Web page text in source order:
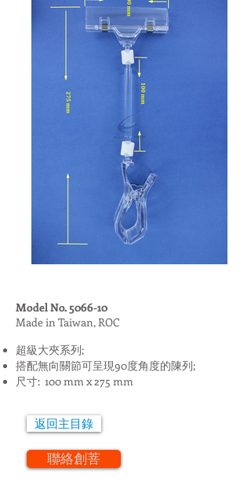
Model No. 5066-10
Made in Taiwan, ROC
超級大夾系列;
搭配無向關節可呈現90度角度的陳列;
尺寸: 100 mm x 275 mm
返回主目錄
聯絡創菩